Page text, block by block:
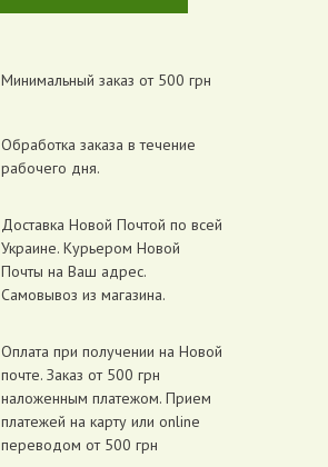
Минимальный заказ от 500 грн
Обработка заказа в течение
рабочего дня.
Доставка Новой Почтой по всей
Украине. Курьером Новой
Почты на Ваш адрес.
Самовывоз из магазина.
Оплата при получении на Новой
почте. Заказ от 500 грн
наложенным платежом. Прием
платежей на карту или online
переводом от 500 грн